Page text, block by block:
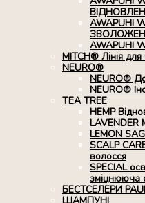
AWAPUHI
AWAPUHI
MITCH® Лінія для
NEURO®
NEURO®
NEURO®
TEA TREE
HEMP
LEMON
SCALP
волосся
SPECIAL
зміцнююча
БЕСТСЕЛЕРИ